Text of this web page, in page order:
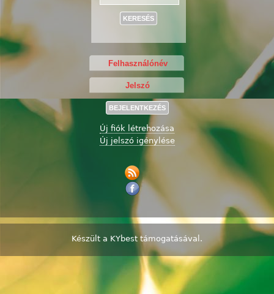
Új fiók létrehozása
Új jelszó igénylése
Készült a KYbest támogatásával.